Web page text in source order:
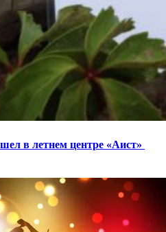
в летнем центре «Аист»